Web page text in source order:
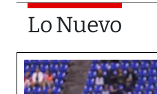
Lo Nuevo